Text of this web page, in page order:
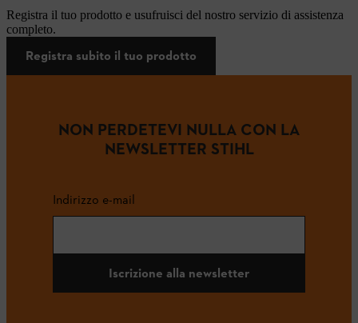
Registra il tuo prodotto e usufruisci del nostro servizio di assistenza
completo.
Registra subito il tuo prodotto
NON PERDETEVI NULLA CON LA
NEWSLETTER STIHL
Indirizzo e-mail
Iscrizione alla newsletter